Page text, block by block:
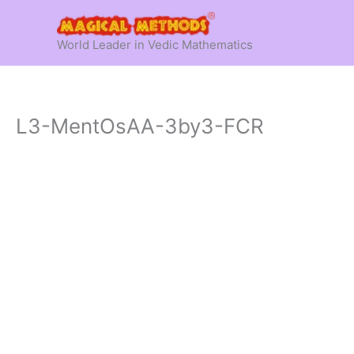
World Leader in Vedic Mathematics
L3-MentOsAA-3by3-FCR